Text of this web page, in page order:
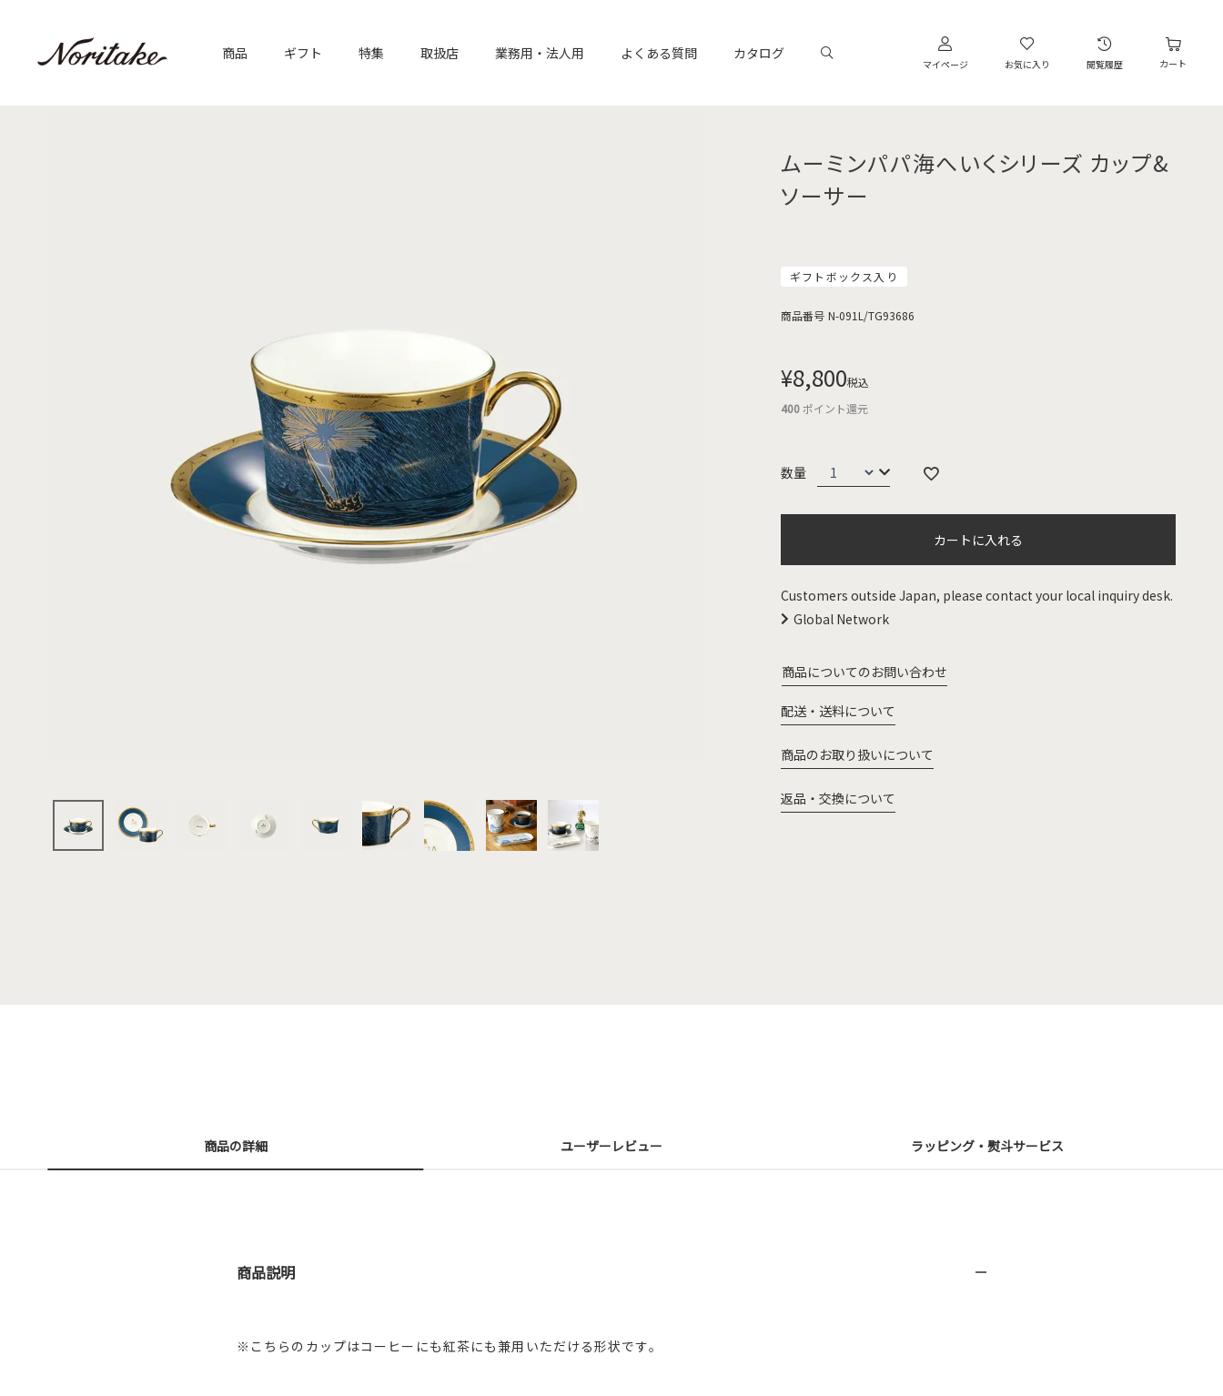
商品 ギフト 特集 取扱店 業務用・法人用 よくある質問 カタログ
マイページ お気に入り 閲覧履歴 カート
ムーミンパパ海へいくシリーズ カップ&
ソーサー
ギフトボックス入り
商品番号 N-091L/TG93686
¥8,800税込
400ポイント還元
カートに入れる
Customers outside Japan, please contact your local inquiry desk.
Global Network
商品についてのお問い合わせ
配送・送料について
商品のお取り扱いについて
返品・交換について
商品の詳細 ユーザーレビュー ラッピング・熨斗サービス
商品説明
※こちらのカップはコーヒーにも紅茶にも兼用いただける形状です。